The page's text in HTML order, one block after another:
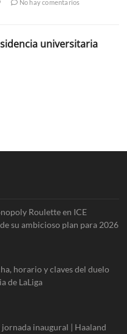
No hay comentarios
universitaria
Roulette en ICE
su ambicioso plan para 2026
horario y claves del duelo
de LaLiga
inaugural | Haaland